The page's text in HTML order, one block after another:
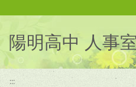
陽明高中 人事
:::